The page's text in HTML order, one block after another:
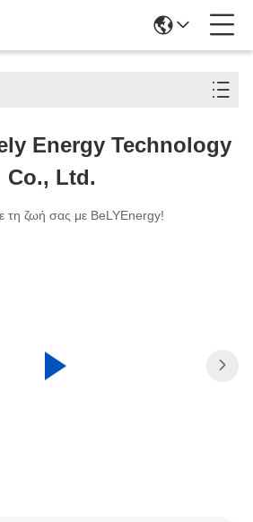
Energy Technology
Co., Ltd.
τη ζωή σας με BeLYEnergy!